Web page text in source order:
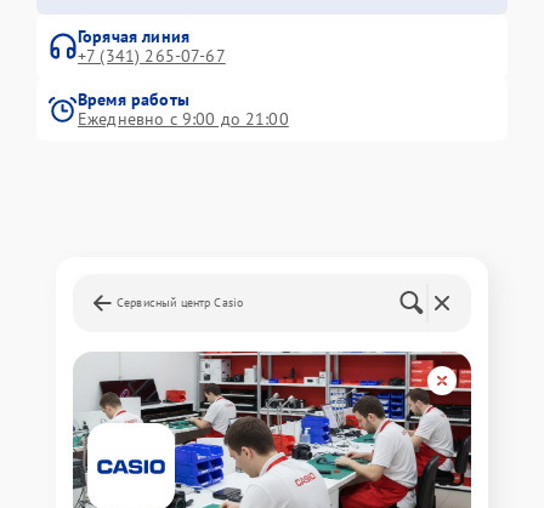
Горячая линия
+7 (341) 265-07-67
Время работы
Ежедневно с 9:00 до 21:00
Сервисный центр Casio